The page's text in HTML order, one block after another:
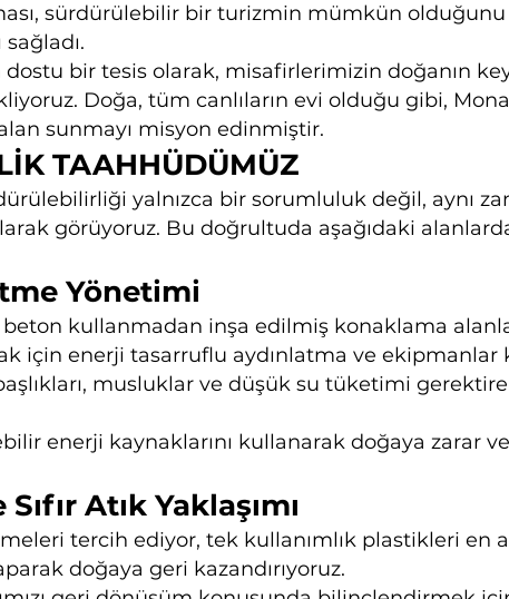
sürdürülebilir bir turizmin mümkün
bir tesis olarak, misafirlerimizin doğanın
Doğa, tüm canlıların evi olduğu gibi,
sunmayı misyon edinmiştir.
TAAHHÜDÜMÜZ
yalnızca bir sorumluluk değil, aynı
görüyoruz. Bu doğrultuda aşağıdaki
Yönetimi
kullanmadan inşa edilmiş konaklama
için enerji tasarruflu aydınlatma ve ekipmanlar
musluklar ve düşük su tüketimi
enerji kaynaklarını kullanarak doğaya zarar
Atık Yaklaşımı
tercih ediyor, tek kullanımlık plastikleri en
doğaya geri kazandırıyoruz.